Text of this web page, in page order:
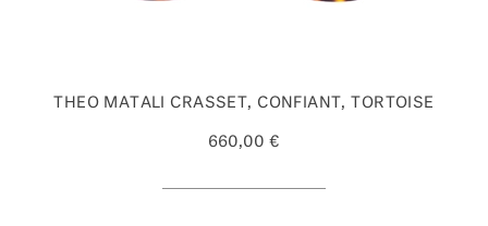
THEO MATALI CRASSET, CONFIANT, TORTOISE
660,00 €